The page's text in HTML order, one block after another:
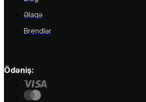
Əlaqə
Brendlər
Ödəniş: